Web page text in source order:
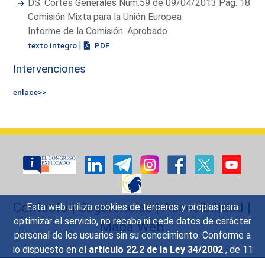
Esta web utiliza cookies de terceros y propias para
optimizar el servicio, no recaba ni cede datos de carácter
personal de los usuarios sin su conocimiento. Conforme a
lo dispuesto en el artículo 22.2 de la Ley 34/2002 , de 11
DS. Cortes Generales Núm.59 de 09/04/2013 Pág: 18
Comisión Mixta para la Unión Europea
Informe de la Comisión. Aprobado
texto íntegro | PDF
Intervenciones
enlace>>
Contacto|Sugerencias|Accesibilidad |
Mapa Web